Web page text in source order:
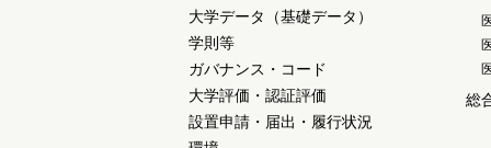
大学データ（基礎データ）
学則等
ガバナンス・コード
大学評価・認証評価
設置申請・届出・履行状況
総